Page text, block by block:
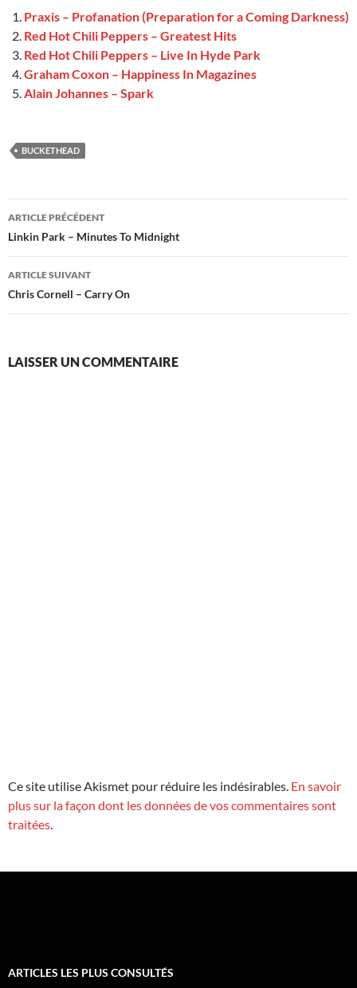
Praxis – Profanation (Preparation for a Coming Darkness)
Red Hot Chili Peppers – Greatest Hits
Red Hot Chili Peppers – Live In Hyde Park
Graham Coxon – Happiness In Magazines
Alain Johannes – Spark
BUCKETHEAD
Navigation
des
articles
ARTICLE PRÉCÉDENT
Linkin Park – Minutes To Midnight
ARTICLE SUIVANT
Chris Cornell – Carry On
LAISSER UN COMMENTAIRE
Ce site utilise Akismet pour réduire les indésirables. En savoir
plus sur la façon dont les données de vos commentaires sont
traitées.
ARTICLES LES PLUS CONSULTÉS